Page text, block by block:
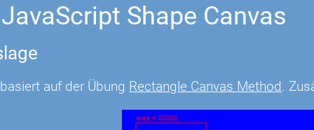
Shape Canvas
auf der Übung Rectangle Canvas Method.